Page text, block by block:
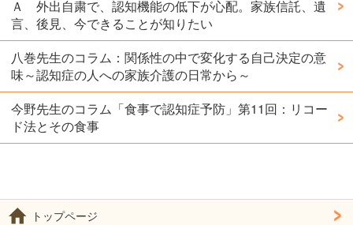
Ａ 外出自粛で、認知機能の低下が心配。家族信託、遺
言、後見、今できることが知りたい
八巻先生のコラム：関係性の中で変化する自己決定の意
味～認知症の人への家族介護の日常から～
今野先生のコラム「食事で認知症予防」第11回：リコー
ド法とその食事
トップページ